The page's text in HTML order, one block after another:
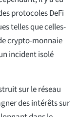
protocoles DeFi
telles que celles-
crypto-monnaie
incident isolé
sur le réseau
des intérêts sur